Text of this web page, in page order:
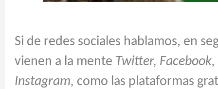
Si de redes sociales hablamos, en
vienen a la mente Twitter,
Instagram, como las plataformas